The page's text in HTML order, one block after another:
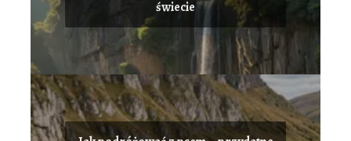
świecie